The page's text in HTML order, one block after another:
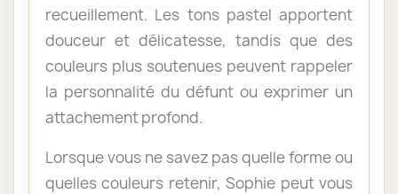
recueillement. Les tons pastel apportent
douceur et délicatesse, tandis que des
couleurs plus soutenues peuvent rappeler
la personnalité du défunt ou exprimer un
attachement profond.
Lorsque vous ne savez pas quelle forme ou
quelles couleurs retenir, Sophie peut vous